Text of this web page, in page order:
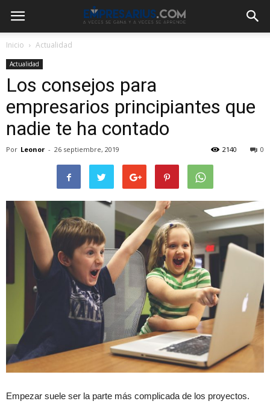
Inicio Actualidad
Actualidad
Los consejos para
empresarios principiantes que
nadie te ha contado
Por Leonor - 26 septiembre, 2019 0
2140
Empezar suele ser la parte más complicada de los proyectos.